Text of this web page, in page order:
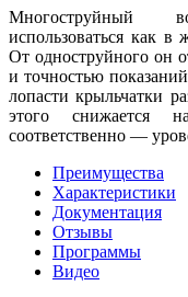
Многоструйный
использоваться как в
От одноструйного он
и точностью
лопасти крыльчатки
этого снижается
соответственно —
Преимущества
Характеристики
Документация
Отзывы
Программы
Видео